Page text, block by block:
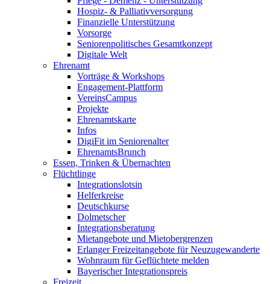
Hospiz- & Palliativversorgung
Finanzielle Unterstützung
Vorsorge
Seniorenpolitisches Gesamtkonzept
Digitale Welt
Ehrenamt
Vorträge & Workshops
Engagement-Plattform
VereinsCampus
Projekte
Ehrenamtskarte
Infos
DigiFit im Seniorenalter
EhrenamtsBrunch
Essen, Trinken & Übernachten
Flüchtlinge
Integrationslotsin
Helferkreise
Deutschkurse
Dolmetscher
Integrationsberatung
Mietangebote und Mietobergrenzen
Erlanger Freizeitangebote für Neuzugewanderte
Wohnraum für Geflüchtete melden
Bayerischer Integrationspreis
Freizeit